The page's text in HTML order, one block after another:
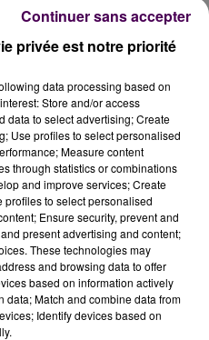
les dégâts matériels sont
la maison est
plus ni couverture ni
Fiat Panda-, garée à
été dégradée par les
privée est notre priorité
data processing based on
Store and/or access
data to select advertising; Create
Use profiles to select personalised
Measure content
through statistics or combinations
and improve services; Create
to select personalised
Ensure security, prevent and
present advertising and content;
These technologies may
and browsing data to offer
based on information actively
Match and combine data from
Identify devices based on
Continuer sans accepter